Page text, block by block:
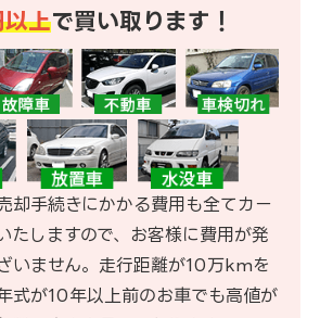
上で買い取ります！
却手続きにかかる費用も全てカー
たしますので、お客様に費用が発
いません。走行距離が10万kmを
式が10年以上前のお車でも高値が